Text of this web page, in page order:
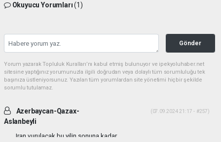
Okuyucu Yorumları(1)
Gönder
Yorum yazarak Topluluk Kuralları’nı kabul etmiş bulunuyor ve ipekyoluhaber.net
sitesine yaptığınız yorumunuzla ilgili doğrudan veya dolaylı tüm sorumluluğu tek
başınıza üstleniyorsunuz. Yazılan tüm yorumlardan site yönetimi hiçbir şekilde
sorumlu tutulamaz.
Azerbaycan-Qazax-
Aslanbeyli
(07.09.2024 21:17 - #257)
Iran vurulacak bu yilin sonuna kadar...